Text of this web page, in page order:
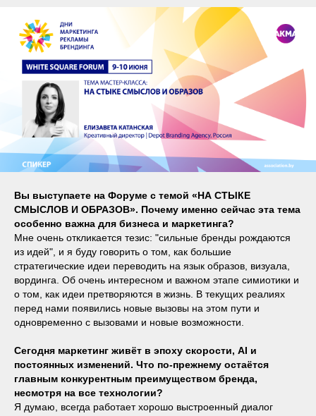
Вы выступаете на Форуме с темой «НА СТЫКЕ
СМЫСЛОВ И ОБРАЗОВ». Почему именно сейчас эта тема
особенно важна для бизнеса и маркетинга?
Мне очень откликается тезис: "сильные бренды рождаются
из идей", и я буду говорить о том, как большие
стратегические идеи переводить на язык образов, визуала,
вординга. Об очень интересном и важном этапе симиотики и
о том, как идеи претворяются в жизнь. В текущих реалиях
перед нами появились новые вызовы на этом пути и
одновременно с вызовами и новые возможности.
Сегодня маркетинг живёт в эпоху скорости, AI и
постоянных изменений. Что по-прежнему остаётся
главным конкурентным преимуществом бренда,
несмотря на все технологии?
Я думаю, всегда работает хорошо выстроенный диалог